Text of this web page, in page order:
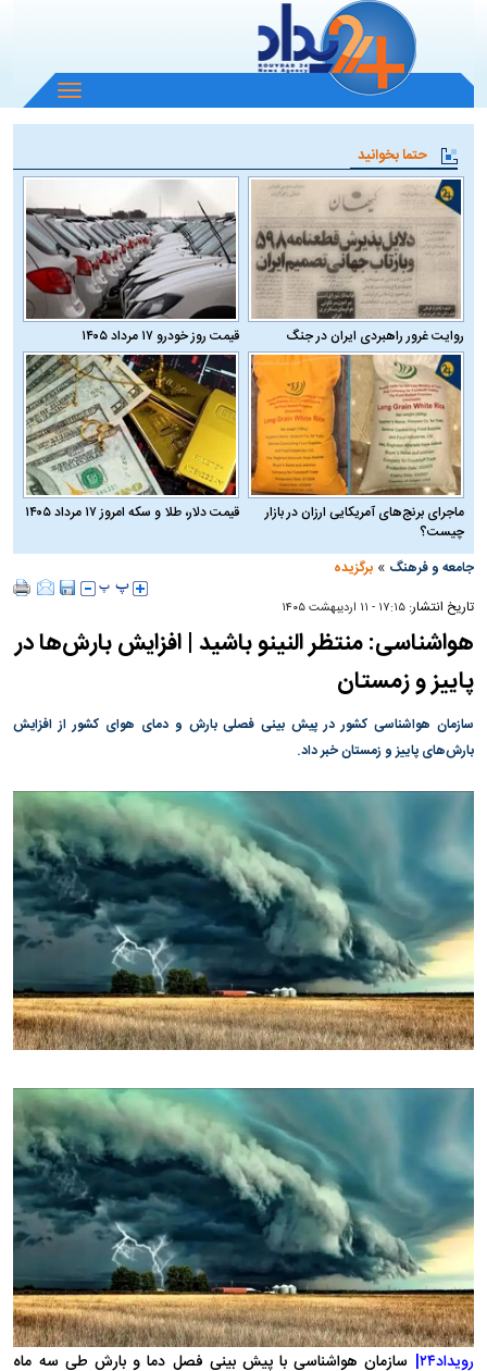
باز
و
منو
حتما بخوانید
روایت غرور راهبردی ایران در جنگ قیمت روز خودرو ۱۷ مرداد ۱۴۰۵
ماجرای برنج‌های آمریکایی ارزان در بازار
چیست؟
قیمت دلار، طلا و سکه امروز ۱۷ مرداد ۱۴۰۵
جامعه و فرهنگ »برگزیده
تاریخ انتشار:۱۷:۱۵ - ۱۱ ارديبهشت ۱۴۰۵
هواشناسی: منتظر النینو باشید | افزایش بارش‌ها در
پاییز و زمستان
سازمان هواشناسی کشور در پیش بینی فصلی بارش و دمای هوای کشور از افزایش
بارش‌های پاییز و زمستان خبر داد.
رویداد۲۴|
سازمان هواشناسی با پیش بینی فصل دما و بارش طی سه ماه